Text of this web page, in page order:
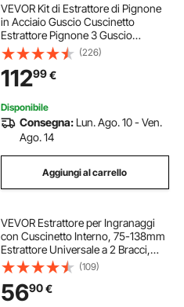
VEVOR Kit di Estrattore di Pignone
in Acciaio Guscio Cuscinetto
Estrattore Pignone 3 Guscio
11,3/11,3/13,2 cm, Kit di Strumento
Estrattore Pignone per Cuscinetti
30 40 60 70 Auto Officina
Riparazione
(226)
11299€
Disponibile
Consegna: Lun. Ago. 10 - Ven.
Ago. 14
Aggiungi al carrello
VEVOR Estrattore per Ingranaggi
con Cuscinetto Interno, 75-138mm
Estrattore Universale a 2 Bracci,
Estrattore per Cilindri in Acciaio 45,
7 Piastre di Trazione, Estrattore
Manuale del Rivestimento
(109)
5690€